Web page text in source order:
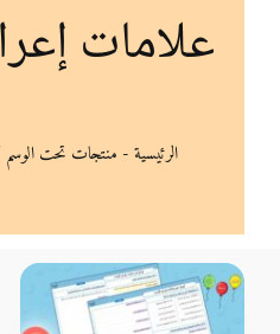
علامات
الرئيسية- منتجات تحت